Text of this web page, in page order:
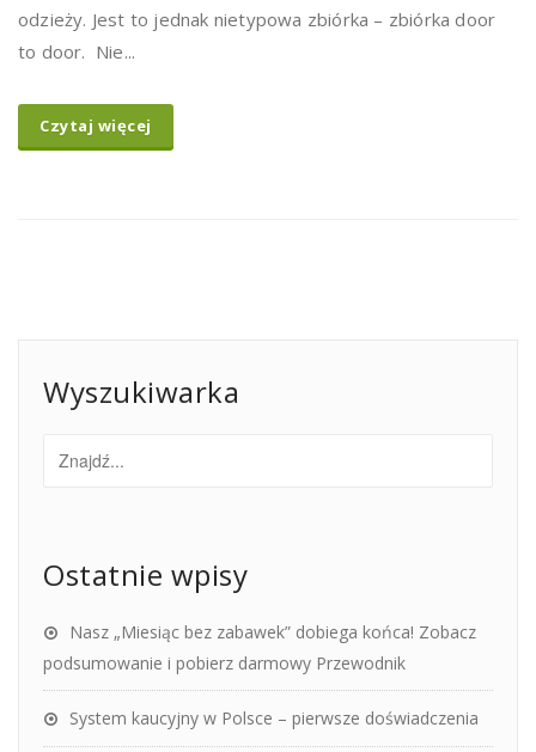
odzieży. Jest to jednak nietypowa zbiórka – zbiórka door
to door. Nie...
Czytaj więcej
Wyszukiwarka
Ostatnie wpisy
Nasz „Miesiąc bez zabawek” dobiega końca! Zobacz
podsumowanie i pobierz darmowy Przewodnik
System kaucyjny w Polsce – pierwsze doświadczenia